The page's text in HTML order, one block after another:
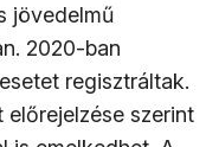
jövedelmű
2020-ban
regisztráltak.
szerint